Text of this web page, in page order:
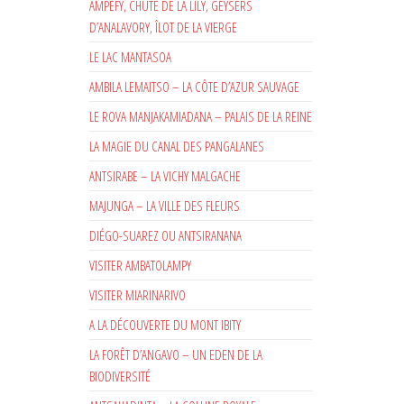
AMPEFY, CHUTE DE LA LILY, GEYSERS
D’ANALAVORY, ÎLOT DE LA VIERGE
LE LAC MANTASOA
AMBILA LEMAITSO – LA CÔTE D’AZUR SAUVAGE
LE ROVA MANJAKAMIADANA – PALAIS DE LA REINE
LA MAGIE DU CANAL DES PANGALANES
ANTSIRABE – LA VICHY MALGACHE
MAJUNGA – LA VILLE DES FLEURS
DIÉGO-SUAREZ OU ANTSIRANANA
VISITER AMBATOLAMPY
VISITER MIARINARIVO
A LA DÉCOUVERTE DU MONT IBITY
LA FORÊT D’ANGAVO – UN EDEN DE LA
BIODIVERSITÉ